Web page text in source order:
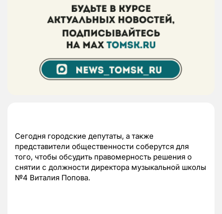
Сегодня городские депутаты, а также
представители общественности соберутся для
того, чтобы обсудить правомерность решения о
снятии с должности директора музыкальной школы
№4 Виталия Попова.